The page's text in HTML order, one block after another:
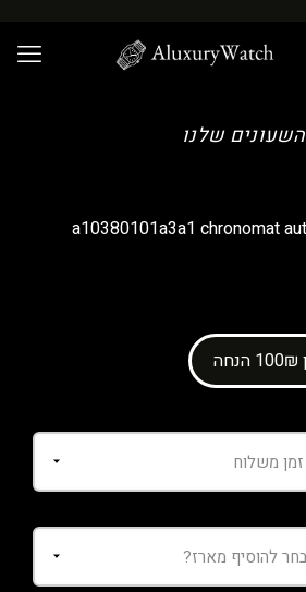
השעונים שלנו